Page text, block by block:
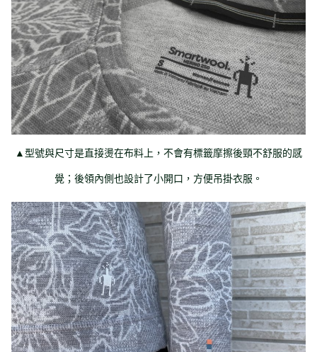
▲型號與尺寸是直接燙在布料上，不會有標籤摩擦後頸不舒服的感
覺；後領內側也設計了小開口，方便吊掛衣服。